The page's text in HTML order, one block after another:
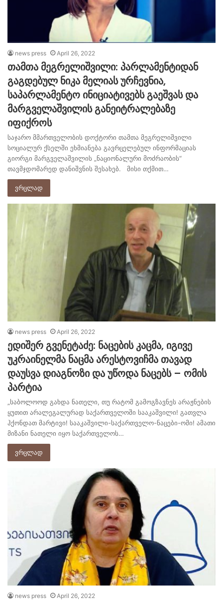
news press April 26, 2022
თამთა მეგრელიშვილი: პარლამენტიდან
გაგდებულ ნიკა მელიას ურჩევნია,
საპარლამენტო ინიციატივებს გაეშვას და
მარგველაშვილის განეიტრალებაზე
იფიქროს
საჯარო მმართველობის დოქტორი თამთა მეგრელიშვილი
სოციალურ ქსელში ეხმიანება გავრცელებულ ინფორმაციას
გიორგი მარგველაშვილის „ნაციონალური მოძრაობის“
თავმჯდომარედ დანიშვნის შესახებ. მისი თქმით…
ვრცლად
news press April 26, 2022
ედიშერ გვენეტაძე: ნაცების კაცმა, იგივე
უკრაინელმა ნაცმა არესტოვიჩმა თავად
დაუსვა დიაგნოზი და უწოდა ნაცებს – ომის
პარტია
„საბოლოოდ გახდა ნათელი, თუ რატომ გამოგზავნეს არაჟნების
ყუთით არალეგალურად საქართველოში სააკაშვილი! გათვლა
ჰქონდათ მარტივი! სააკაშვილი-საქართველო-ნაცები-ომი! ამათი
მიზანი ნათელი იყო საქართველოს…
ვრცლად
news press April 26, 2022